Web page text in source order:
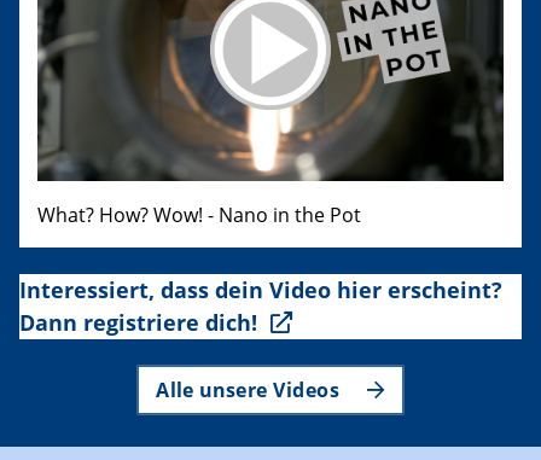
What? How? Wow! - Nano in the Pot
Interessiert, dass dein Video hier erscheint?
Dann registriere dich!
Alle unsere Videos